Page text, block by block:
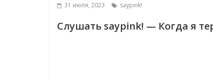
31 июля, 2023 saypink!
Слушать saypink! — Когда я